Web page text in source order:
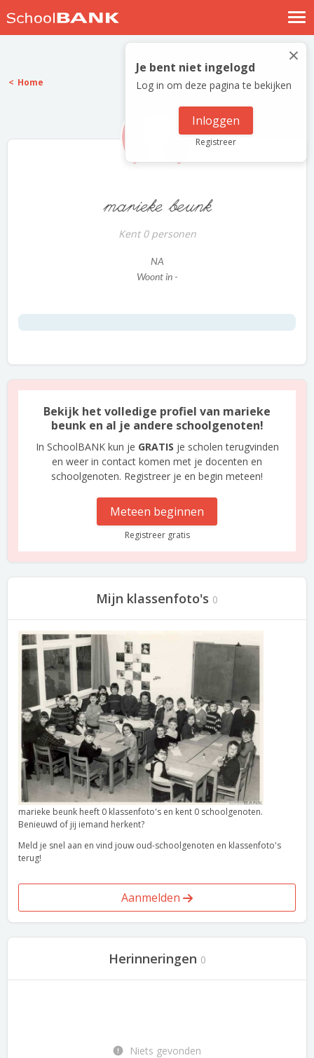
Nostalgische verhalen
Log in
Meld je gratis aan
×
Je bent niet ingelogd
Log in om deze pagina te bekijken
Inloggen
Registreer
Home
marieke beunk
Kent 0 personen
NA
Woont in -
Bekijk het volledige profiel van marieke
beunk en al je andere schoolgenoten!
In SchoolBANK kun je GRATIS je scholen terugvinden
en weer in contact komen met je docenten en
schoolgenoten. Registreer je en begin meteen!
Meteen beginnen
Registreer gratis
Mijn klassenfoto's 0
marieke beunk heeft 0 klassenfoto's en kent 0 schoolgenoten.
Benieuwd of jij iemand herkent?
Meld je snel aan en vind jouw oud-schoolgenoten en klassenfoto's
terug!
Aanmelden
Herinneringen 0
Niets gevonden